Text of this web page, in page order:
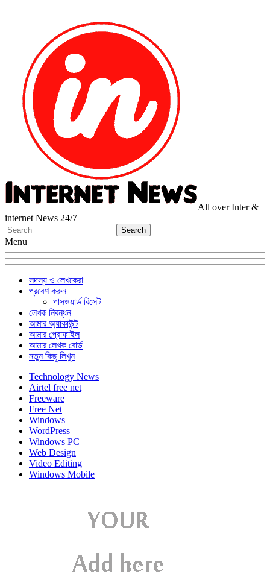
All over Inter &
internet News 24/7
Menu
সদস্য ও লেখকেরা
প্রবেশ করুন
পাসওয়ার্ড রিসেট
লেখক নিবন্ধন
আমার অ্যাকাউন্ট
আমার প্রোফাইল
আমার লেখক বোর্ড
নতুন কিছু লিখুন
Technology News
Airtel free net
Freeware
Free Net
Windows
WordPress
Windows PC
Web Design
Video Editing
Windows Mobile